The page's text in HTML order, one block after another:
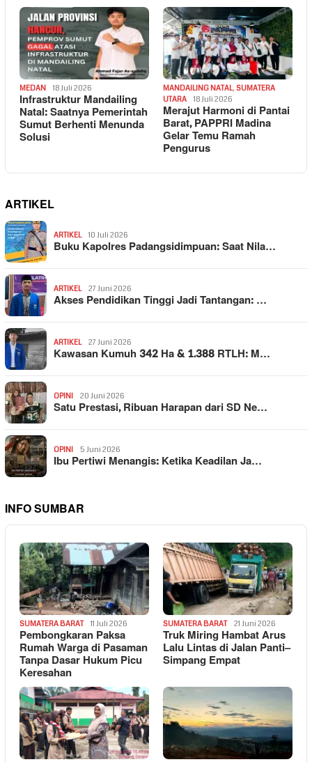
MEDAN 18 Juli 2026
Infrastruktur Mandailing
Natal: Saatnya Pemerintah
Sumut Berhenti Menunda
Solusi
MANDAILING NATAL, SUMATERA
UTARA
18 Juli 2026
Merajut Harmoni di Pantai
Barat, PAPPRI Madina
Gelar Temu Ramah
Pengurus
ARTIKEL
ARTIKEL 10 Juli 2026
Buku Kapolres Padangsidimpuan: Saat Nila…
ARTIKEL 27 Juni 2026
Akses Pendidikan Tinggi Jadi Tantangan: …
ARTIKEL 27 Juni 2026
Kawasan Kumuh 342 Ha & 1.388 RTLH: M…
OPINI 20 Juni 2026
Satu Prestasi, Ribuan Harapan dari SD Ne…
OPINI 5 Juni 2026
Ibu Pertiwi Menangis: Ketika Keadilan Ja…
INFO SUMBAR
SUMATERA BARAT 11 Juli 2026
Pembongkaran Paksa
Rumah Warga di Pasaman
Tanpa Dasar Hukum Picu
Keresahan
SUMATERA BARAT 21 Juni 2026
Truk Miring Hambat Arus
Lalu Lintas di Jalan Panti–
Simpang Empat